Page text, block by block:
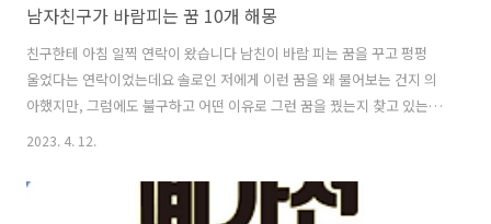
남자친구가 바람피는 꿈 10개 해몽
친구한테 아침 일찍 연락이 왔습니다 남친이 바람 피는 꿈을 꾸고 펑펑
울었다는 연락이었는데요 솔로인 저에게 이런 꿈을 왜 물어보는 건지 의
아했지만, 그럼에도 불구하고 어떤 이유로 그런 꿈을 꿨는지 찾고 있는
절 발견할 수 있었습니다 (사실 왜 그런 꿈을 꾸는건지 궁금했었습니다)
그냥 어떤 암시를 주는 것인지 남자친구가 바람피는 꿈 해몽 10개 모두
찾아봤습니다 상당히 용하다는 사이트와 카페, 블로그에서 모두 찾은 내
2023. 4. 12.